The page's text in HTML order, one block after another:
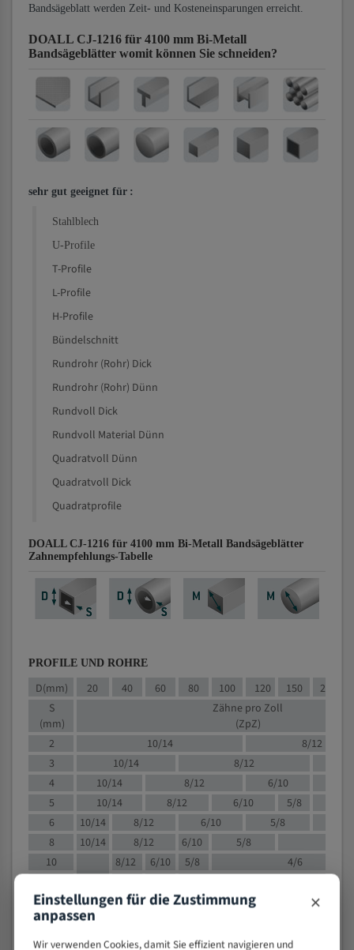
Bandsägeblatt werden Zeit- und Kosteneinsparungen erreicht.
DOALL CJ-1216 für 4100 mm Bi-Metall
Bandsägeblätter womit können Sie schneiden?
sehr gut geeignet für :
Stahlblech
U-Profile
T-Profile
L-Profile
H-Profile
Bündelschnitt
Rundrohr (Rohr) Dick
Rundrohr (Rohr) Dünn
Rundvoll Dick
Rundvoll Material Dünn
Quadratvoll Dünn
Quadratvoll Dick
Quadratprofile
DOALL CJ-1216 für 4100 mm Bi-Metall Bandsägeblätter
Zahnempfehlungs-Tabelle
PROFILE UND ROHRE
D(mm) 20 40 60 80 100 120 150 200
S
(mm)
Zähne pro Zoll
(ZpZ)
2
10/14
8/12
3
10/14 8/12
4
10/14 8/12 6/10
5
10/14 8/12 6/10
5/8
6
10/14 8/12 6/10
5/8
8
10/14 8/12 6/10 5/8
10
8/12 6/10 5/8
4/6
15
8/12 6/10
4/5
20
30
4/5
Einstellungen für die Zustimmung
anpassen ×
Wir verwenden Cookies, damit Sie effizient navigieren und